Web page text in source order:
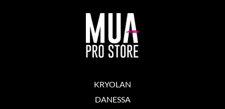
KRYOLAN
DANESSA